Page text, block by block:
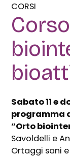
CORSI
Sabato 11 e
programma
“Orto
Savoldelli e
Ortaggi sani